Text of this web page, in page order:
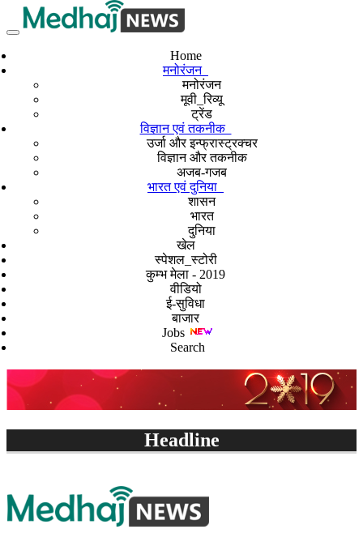
Home
मनोरंजन
मनोरंजन
मूवी_रिव्यू
ट्रेंड
विज्ञान एवं तकनीक
उर्जा और इन्फ्रास्ट्रक्चर
विज्ञान और तकनीक
अजब-गजब
भारत एवं दुनिया
शासन
भारत
दुनिया
खेल
स्पेशल_स्टोरी
कुम्भ मेला - 2019
वीडियो
ई-सुविधा
बाजार
Jobs
Search
Headline